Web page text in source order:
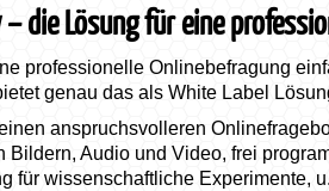
– die Lösung für eine
professionelle Onlinebefragung
genau das als White Label
anspruchsvolleren
Bildern, Audio und Video, frei
für wissenschaftliche Experimente,